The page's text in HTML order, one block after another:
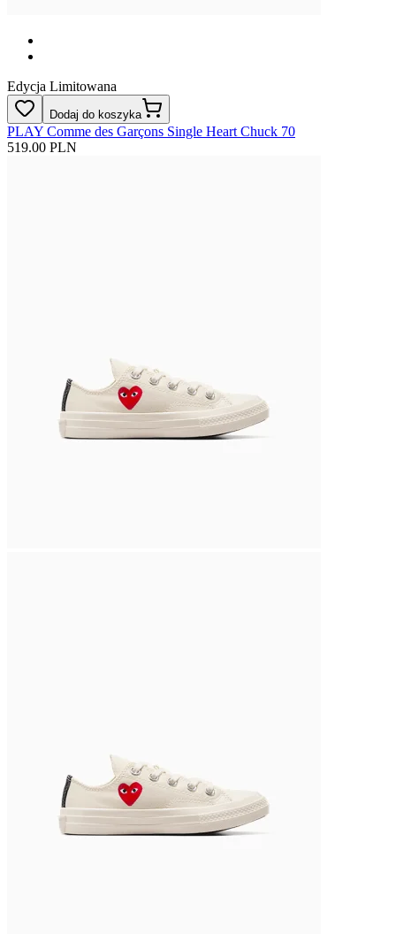
Edycja Limitowana
Dodaj do koszyka
PLAY Comme des Garçons Single Heart Chuck 70
519.00 PLN